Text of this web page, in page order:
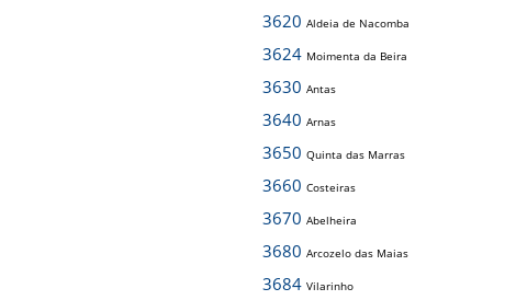
3620 Aldeia de Nacomba
3624 Moimenta da Beira
3630 Antas
3640 Arnas
3650 Quinta das Marras
3660 Costeiras
3670 Abelheira
3680 Arcozelo das Maias
3684 Vilarinho